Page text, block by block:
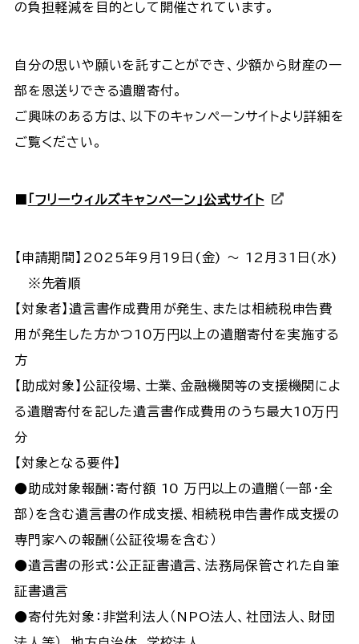
の負担軽減を目的として開催されています。
自分の思いや願いを託すことができ、少額から財産の一
部を恩送りできる遺贈寄付。
ご興味のある方は、以下のキャンペーンサイトより詳細を
ご覧ください。
「フリーウィルズキャンペーン」公式サイト
【申請期間】2025年9月19日(金) ～ 12月31日(水)
※先着順
【対象者】遺言書作成費用が発生、または相続税申告費
用が発生した方かつ10万円以上の遺贈寄付を実施する
方
【助成対象】公証役場、士業、金融機関等の支援機関によ
る遺贈寄付を記した遺言書作成費用のうち最大10万円
分
【対象となる要件】
●助成対象報酬：寄付額 10 万円以上の遺贈（一部・全
部）を含む遺言書の作成支援、相続税申告書作成支援の
専門家への報酬（公証役場を含む）
●遺言書の形式：公正証書遺言、法務局保管された自筆
証書遺言
●寄付先対象：非営利法人（NPO法人、社団法人、財団